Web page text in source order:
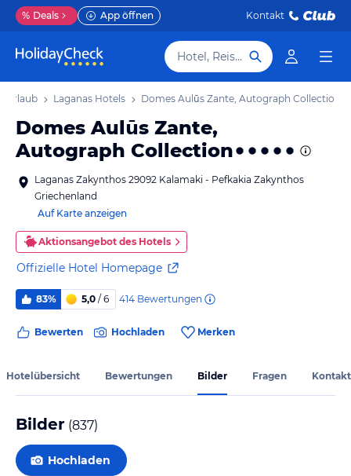
% Deals App öffnen Kontakt
Hotel, Reiseziel
Urlaub Laganas Hotels Domes Aulūs Zante, Autograph Collection
Domes Aulūs Zante,
Autograph Collection
Laganas Zakynthos 29092 Kalamaki - Pefkakia Zakynthos
Griechenland
Auf Karte anzeigen
Aktionsangebot des Hotels
Offizielle Hotel Homepage
83% 5,0 / 6 414 Bewertungen
Bewerten Hochladen Merken
Hotelübersicht Bewertungen Bilder Fragen Kontakt
Bilder (837)
Hochladen